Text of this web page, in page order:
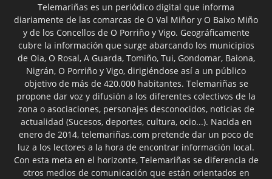
Telemariñas es un periódico digital que informa
diariamente de las comarcas de O Val Miñor y O Baixo Miño
y de los Concellos de O Porriño y Vigo. Geográficamente
cubre la información que surge abarcando los municipios
de Oia, O Rosal, A Guarda, Tomiño, Tui, Gondomar, Baiona,
Nigrán, O Porriño y Vigo, dirigiéndose así a un público
objetivo de más de 420.000 habitantes. Telemariñas se
propone dar voz y difusión a los diferentes colectivos de la
zona o asociaciones, personajes desconocidos, noticias de
actualidad (Sucesos, deportes, cultura, ocio...). Nacida en
enero de 2014, telemariñas.com pretende dar un poco de
luz a los lectores a la hora de encontrar información local.
Con esta meta en el horizonte, Telemariñas se diferencia de
otros medios de comunicación que están orientados en